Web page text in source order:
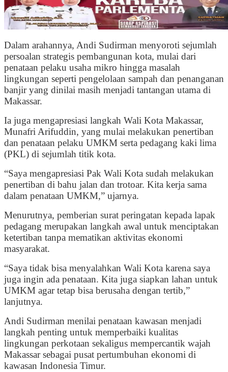
Dalam arahannya, Andi Sudirman menyoroti sejumlah
persoalan strategis pembangunan kota, mulai dari
penataan pelaku usaha mikro hingga masalah
lingkungan seperti pengelolaan sampah dan penanganan
banjir yang dinilai masih menjadi tantangan utama di
Makassar.
Ia juga mengapresiasi langkah Wali Kota Makassar,
Munafri Arifuddin, yang mulai melakukan penertiban
dan penataan pelaku UMKM serta pedagang kaki lima
(PKL) di sejumlah titik kota.
“Saya mengapresiasi Pak Wali Kota sudah melakukan
penertiban di bahu jalan dan trotoar. Kita kerja sama
dalam penataan UMKM,” ujarnya.
Menurutnya, pemberian surat peringatan kepada lapak
pedagang merupakan langkah awal untuk menciptakan
ketertiban tanpa mematikan aktivitas ekonomi
masyarakat.
“Saya tidak bisa menyalahkan Wali Kota karena saya
juga ingin ada penataan. Kita juga siapkan lahan untuk
UMKM agar tetap bisa berusaha dengan tertib,”
lanjutnya.
Andi Sudirman menilai penataan kawasan menjadi
langkah penting untuk memperbaiki kualitas
lingkungan perkotaan sekaligus mempercantik wajah
Makassar sebagai pusat pertumbuhan ekonomi di
kawasan Indonesia Timur.